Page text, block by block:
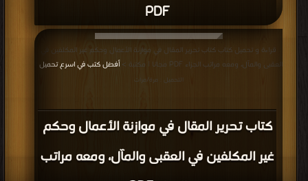
PDF
كتاب تحرير المقال في موازنة الأعمال وحكم
غير المكلفين في العقبى والمآل، ومعه مراتب
قراءة و تحميل كتاب كتاب تحرير المقال في موازنة الأعمال وحكم غير المكلفين في
العقبى والمآل، ومعه مراتب الجزاء PDF مجانا | مكتبة >
أفضل كتب في اسرع تحميل
التحميل : مرة/مرات